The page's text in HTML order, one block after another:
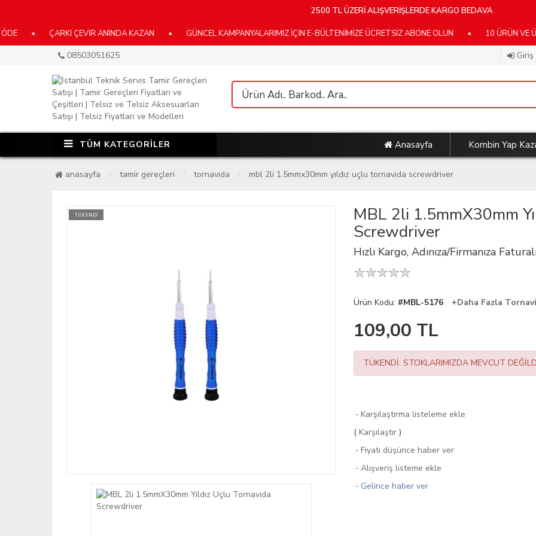
2500 TL ÜZERİ ALIŞVERİŞLERDE KARGO BEDAVA
ÇARKI ÇEVİR ANINDA KAZAN • GÜNCEL KAMPANYALARIMIZ İÇİN E-BÜLTENİMİZE ÜCRETSİZ ABONE OLUN • 10 ÜRÜN VE ÜZERİ
08503051625 Giriş
TÜM KATEGORİLER Anasayfa Kombin Yap
anasayfa tamir gereçleri tornavida mbl 2li 1.5mmx30mm yıldız uçlu tornavida screwdriver
TÜKENDİ MBL 2li 1.5mmX30mm
Screwdriver
Hızlı Kargo, Adınıza/Firmanıza
Ürün Kodu: #MBL-5176 +Daha Fazla
109,00 TL
TÜKENDİ. STOKLARIMIZDA MEVCUT
·Karşılaştırma listeleme ekle
(Karşılaştır )
·Fiyatı düşünce haber ver
·Alışveriş listeme ekle
· Gelince haber ver